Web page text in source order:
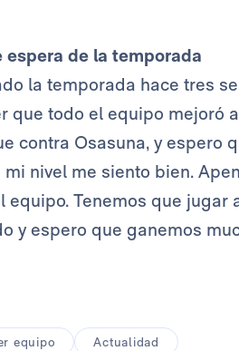
espera de la temporada
la temporada hace tres
que todo el equipo mejoró
contra Osasuna, y espero
mi nivel me siento bien.
equipo. Tenemos que jugar
y espero que ganemos
equipo Actualidad